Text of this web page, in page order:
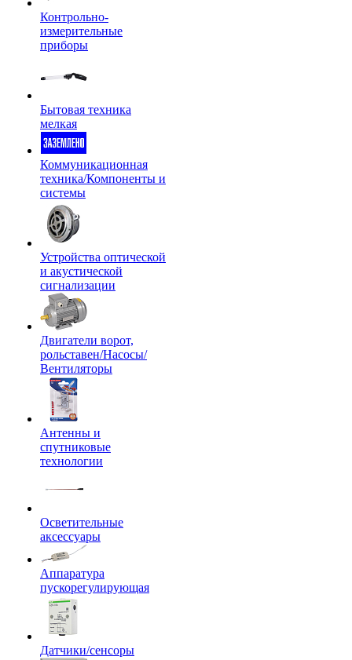
Контрольно-
измерительные
приборы
Бытовая техника
мелкая
Коммуникационная
техника/Компоненты и
системы
Устройства оптической
и акустической
сигнализации
Двигатели ворот,
рольставен/Насосы/
Вентиляторы
Антенны и
спутниковые
технологии
Осветительные
аксессуары
Аппаратура
пускорегулирующая
Датчики/сенсоры